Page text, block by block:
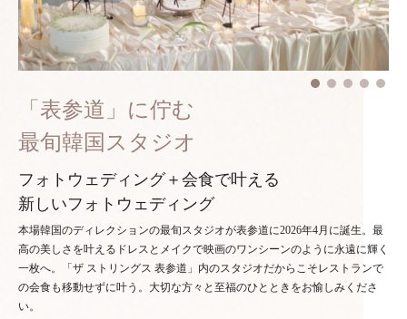
「表参道」に佇む
最旬韓国スタジオ
フォトウェディング＋会食で叶える
新しいフォトウェディング
本場韓国のディレクションの最旬スタジオが表参道に2026年4月に誕生。最
高の美しさを叶えるドレスとメイクで映画のワンシーンのように永遠に輝く
一枚へ。「ザ ストリングス 表参道」内のスタジオだからこそレストランで
の会食も移動せずに叶う。大切な方々と至福のひとときをお愉しみくださ
い。